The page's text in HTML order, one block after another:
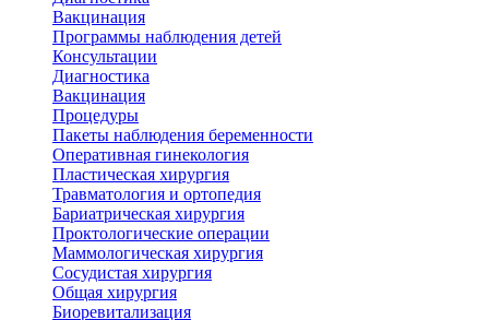
Вакцинация
Программы наблюдения детей
Консультации
Диагностика
Вакцинация
Процедуры
Пакеты наблюдения беременности
Оперативная гинекология
Пластическая хирургия
Травматология и ортопедия
Бариатрическая хирургия
Проктологические операции
Маммологическая хирургия
Сосудистая хирургия
Общая хирургия
Биоревитализация